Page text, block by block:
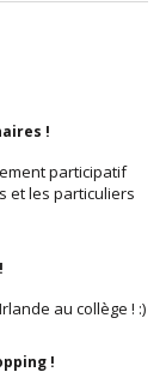
!
participatif
et les particuliers
au collège ! :)
!